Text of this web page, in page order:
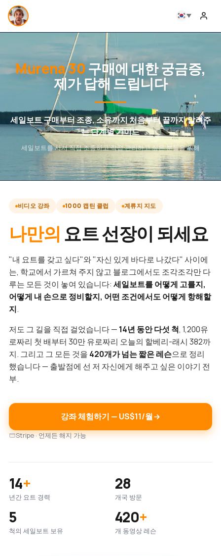
Murena 30구매에 대한 궁금증,
제가 답해 드립니다
세일보트 구매부터 조종, 소유까지 처음부터 끝까지 알려주
는 단계별 가이드
세일보트를 사서 직접 조종하고 직접 관리하고 싶은 분들을 위해
비디오 강좌 1000 캡틴 클럽 계류지 지도
나만의 요트 선장이 되세요
"내 요트를 갖고 싶다"와 "자신 있게 바다로 나갔다" 사이에
는, 학교에서 가르쳐 주지 않고 블로그에서도 조각조각만 다
루는 모든 것이 놓여 있습니다: 세일보트를 어떻게 고를지,
어떻게 내 손으로 정비할지, 어떤 조건에서도 어떻게 항해할
지.
저도 그 길을 직접 걸었습니다 — 14년 동안 다섯 척, 1,200유
로짜리 첫 배부터 30만 유로짜리 오늘의 할베리-래시 382까
지. 그리고 그 모든 것을 420개가 넘는 짧은 레슨으로 정리
했습니다 — 출발점에 선 저 자신에게 해주고 싶은 이야기 전
부.
강좌 체험하기 — US$11/월
Stripe · 언제든 해지 가능
14+
년간 요트 경력
28
개국 방문
5
척의 세일보트 보유
420+
개 동영상 레슨